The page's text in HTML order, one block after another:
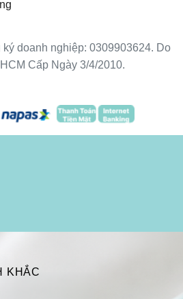
doanh nghiệp: 0309903624. Do
Cấp Ngày 3/4/2010.
KHẮC